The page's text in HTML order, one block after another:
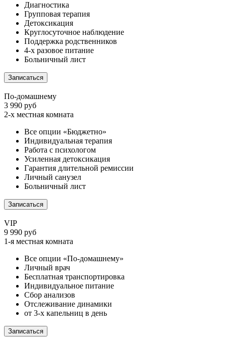
Диагностика
Групповая терапия
Детоксикация
Круглосуточное наблюдение
Поддержка родственников
4-х разовое питание
Больничный лист
Записаться
По-домашнему
3 990 руб
2-х местная комната
Все опции «Бюджетно»
Индивидуальная терапия
Работа с психологом
Усиленная детоксикация
Гарантия длительной ремиссии
Личный санузел
Больничный лист
Записаться
VIP
9 990 руб
1-я местная комната
Все опции «По-домашнему»
Личный врач
Бесплатная транспортировка
Индивидуальное питание
Сбор анализов
Отслеживание динамики
от 3-х капельниц в день
Записаться